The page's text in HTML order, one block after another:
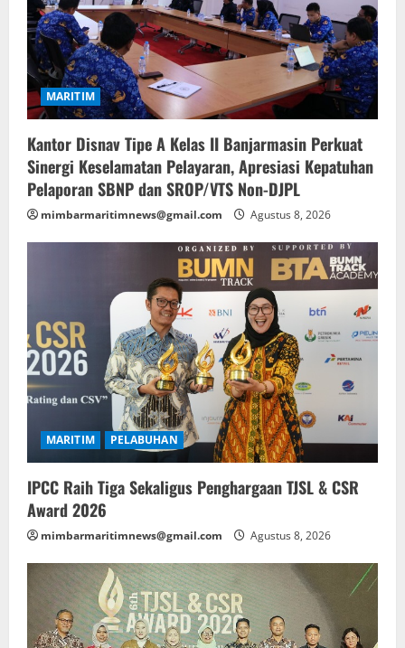
MARITIM
Kantor Disnav Tipe A Kelas II Banjarmasin Perkuat
Sinergi Keselamatan Pelayaran, Apresiasi Kepatuhan
Pelaporan SBNP dan SROP/VTS Non-DJPL
mimbarmaritimnews@gmail.com Agustus 8, 2026
MARITIM PELABUHAN
IPCC Raih Tiga Sekaligus Penghargaan TJSL & CSR
Award 2026
mimbarmaritimnews@gmail.com Agustus 8, 2026